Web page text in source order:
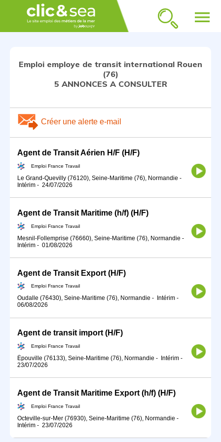
menu
Emploi employe de transit international Rouen
(76)
5 ANNONCES A CONSULTER
Créer une alerte e-mail
Agent de Transit Aérien H/F (H/F)
Emploi France Travail
Le Grand-Quevilly (76120), Seine-Maritime (76), Normandie -
Intérim - 24/07/2026
Agent de Transit Maritime (h/f) (H/F)
Emploi France Travail
Mesnil-Follemprise (76660), Seine-Maritime (76), Normandie -
Intérim - 01/08/2026
Agent de Transit Export (H/F)
Emploi France Travail
Oudalle (76430), Seine-Maritime (76), Normandie - Intérim -
06/08/2026
Agent de transit import (H/F)
Emploi France Travail
Épouville (76133), Seine-Maritime (76), Normandie - Intérim -
23/07/2026
Agent de Transit Maritime Export (h/f) (H/F)
Emploi France Travail
Octeville-sur-Mer (76930), Seine-Maritime (76), Normandie -
Intérim - 23/07/2026